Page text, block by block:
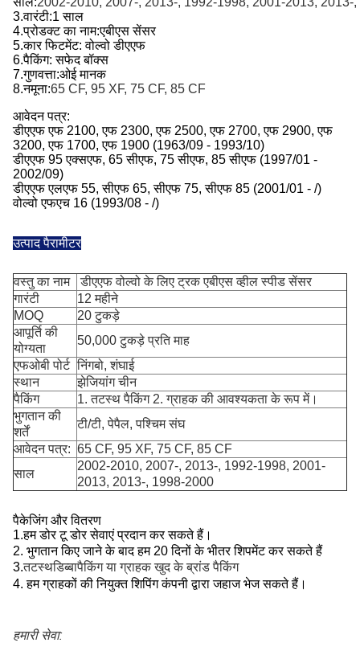
3.वारंटी:1 साल
4.प्रोडक्ट का नाम:एबीएस सेंसर
5.कार फिटमेंट: वोल्वो डीएएफ
6.पैकिंग: सफेद बॉक्स
7.गुणवत्ता:ओई मानक
8.नमूना:65 CF, 95 XF, 75 CF, 85 CF
आवेदन पत्र:
डीएएफ एफ 2100, एफ 2300, एफ 2500, एफ 2700, एफ 2900, एफ
3200, एफ 1700, एफ 1900 (1963/09 - 1993/10)
डीएएफ 95 एक्सएफ, 65 सीएफ, 75 सीएफ, 85 सीएफ (1997/01 -
2002/09)
डीएएफ एलएफ 55, सीएफ 65, सीएफ 75, सीएफ 85 (2001/01 - /)
वोल्वो एफएच 16 (1993/08 - /)
उत्पाद पैरामीटर
वस्तु का नाम
डीएएफ वोल्वो के लिए ट्रक एबीएस व्हील स्पीड सेंसर
गारंटी
12 महीने
MOQ
20 टुकड़े
आपूर्ति की
योग्यता
50,000 टुकड़े प्रति माह
एफओबी पोर्ट निंगबो, शंघाई
स्थान
झेजियांग चीन
पैकिंग
1. तटस्थ पैकिंग 2. ग्राहक की आवश्यकता के रूप में।
भुगतान की
शर्तें
टी/टी, पेपैल, पश्चिम संघ
आवेदन पत्र: 65 CF, 95 XF, 75 CF, 85 CF
साल
2002-2010, 2007-, 2013-, 1992-1998, 2001-
2013, 2013-, 1998-2000
पैकेजिंग और वितरण
1.हम डोर टू डोर सेवाएं प्रदान कर सकते हैं।
2. भुगतान किए जाने के बाद हम 20 दिनों के भीतर शिपमेंट कर सकते हैं
3.तटस्थडिब्बापैकिंग या ग्राहक खुद के ब्रांड पैकिंग
4. हम ग्राहकों की नियुक्त शिपिंग कंपनी द्वारा जहाज भेज सकते हैं।
हमारी सेवा: